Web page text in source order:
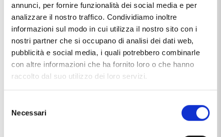
annunci, per fornire funzionalità dei social media e per
analizzare il nostro traffico. Condividiamo inoltre
informazioni sul modo in cui utilizza il nostro sito con i
nostri partner che si occupano di analisi dei dati web,
pubblicità e social media, i quali potrebbero combinarle
con altre informazioni che ha fornito loro o che hanno
raccolto dal suo utilizzo dei loro servizi.
delNecessari